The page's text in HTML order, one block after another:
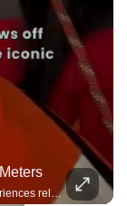
Inside a tent at nearly 8,000 meters, a Sherpa experiences relentless winds, freezing temperatures, and the harsh reality of resting in the death zone during a high-altitude expedition.